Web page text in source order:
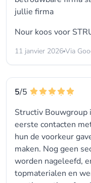
jullie firma
Nour koos voor
11 janvier 2026 Via
5/5
Structiv Bouwgroup
eerste contacten
hun de voorkeur
maken. Nog geen
worden nageleefd,
topmaterialen en